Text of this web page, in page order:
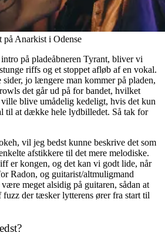
på Anarkist i Odense
på pladeåbneren Tyrant, bliver vi
riffs og et stoppet afløb af en vokal.
jo længere man kommer på pladen,
det går ud på for bandet, hvilket
blive umådelig kedeligt, hvis det kun
til at dække hele lydbilledet. Så tak for
vil jeg bedst kunne beskrive det som
afstikkere til det mere melodiske.
er kongen, og det kan vi godt lide, når
Radon, og guitarist/altmuligmand
meget alsidig på guitaren, sådan at
fuzz der tæsker lytterens ører fra start til